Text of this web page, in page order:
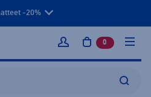
-20%
Kirjaudu sisään
0 tuotetta